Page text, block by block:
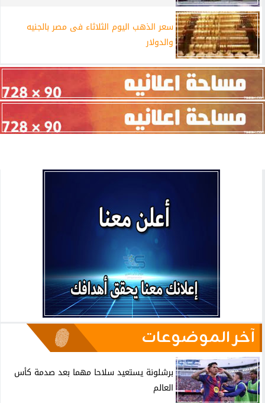
سعر الذهب اليوم الثلاثاء فى مصر بالجنيه
والدولار
آخر الموضوعات
برشلونة يستعيد سلاحا مهما بعد صدمة كأس
العالم